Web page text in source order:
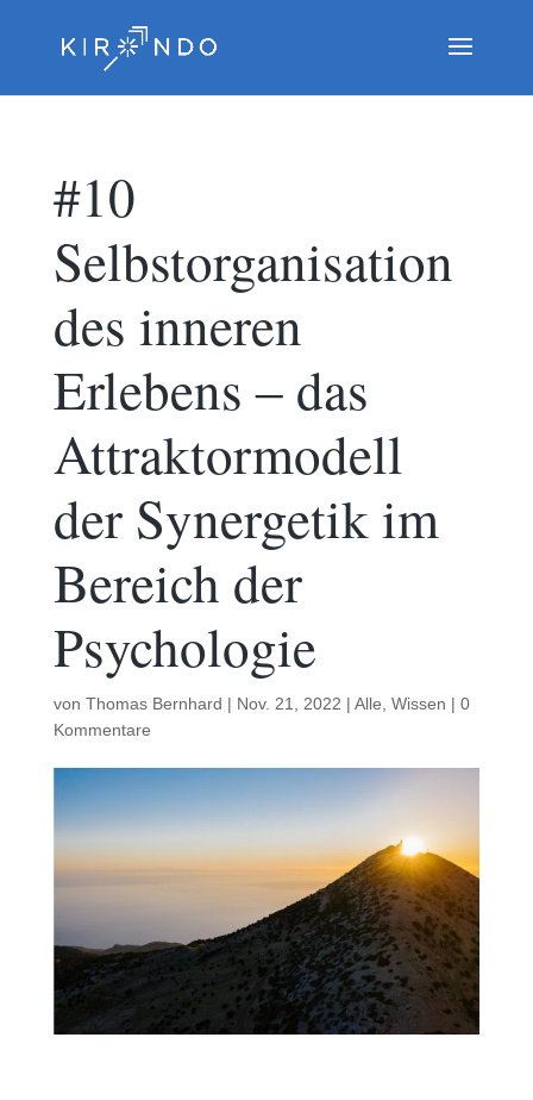
#10
Selbstorganisation
des inneren
Erlebens ‒ das
Attraktormodell
der Synergetik im
Bereich der
Psychologie
von Thomas Bernhard | Nov. 21, 2022 | Alle Wissen | 0
Kommentare